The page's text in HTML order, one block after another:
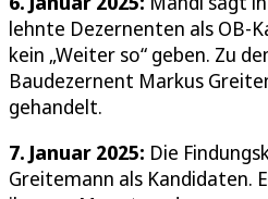
lehnte Dezernenten als OB-
kein „Weiter so“ geben. Zu
Baudezernent Markus
gehandelt.
7. Januar 2025: Die
Greitemann als Kandidaten.